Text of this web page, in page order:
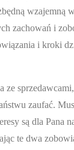
zachowań i
i kroki
zaufać.
są dla Pana
te dwa